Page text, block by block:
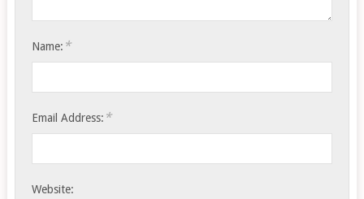
Name: *
Email Address: *
Website: